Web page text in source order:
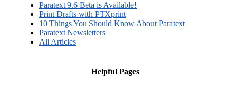
Paratext 9.6 Beta is Available!
Print Drafts with PTXprint
10 Things You Should Know About Paratext
Paratext Newsletters
All Articles
Helpful Pages